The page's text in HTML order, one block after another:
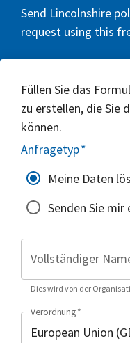
Send Lincolnshire
request using this
Füllen Sie das
zu erstellen, die Sie
können.
Anfragetyp*
Meine Daten
Senden Sie
Vollständiger
Dies wird von der
Verordnung*